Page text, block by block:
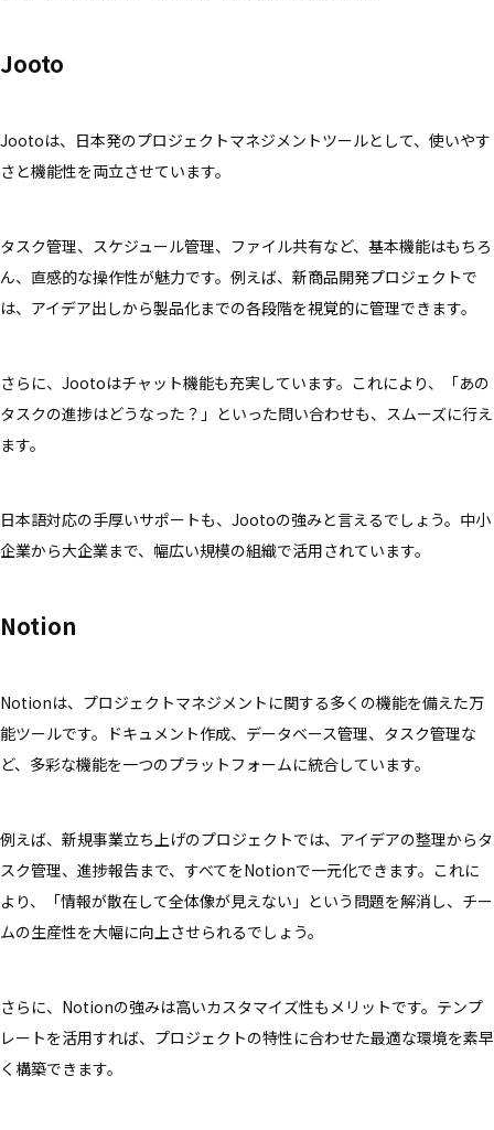
Jooto
Jootoは、日本発のプロジェクトマネジメントツールとして、使いやす
さと機能性を両立させています。
タスク管理、スケジュール管理、ファイル共有など、基本機能はもちろ
ん、直感的な操作性が魅力です。例えば、新商品開発プロジェクトで
は、アイデア出しから製品化までの各段階を視覚的に管理できます。
さらに、Jootoはチャット機能も充実しています。これにより、「あの
タスクの進捗はどうなった？」といった問い合わせも、スムーズに行え
ます。
日本語対応の手厚いサポートも、Jootoの強みと言えるでしょう。中小
企業から大企業まで、幅広い規模の組織で活用されています。
Notion
Notionは、プロジェクトマネジメントに関する多くの機能を備えた万
能ツールです。ドキュメント作成、データベース管理、タスク管理な
ど、多彩な機能を一つのプラットフォームに統合しています。
例えば、新規事業立ち上げのプロジェクトでは、アイデアの整理からタ
スク管理、進捗報告まで、すべてをNotionで一元化できます。これに
より、「情報が散在して全体像が見えない」という問題を解消し、チー
ムの生産性を大幅に向上させられるでしょう。
さらに、Notionの強みは高いカスタマイズ性もメリットです。テンプ
レートを活用すれば、プロジェクトの特性に合わせた最適な環境を素早
く構築できます。